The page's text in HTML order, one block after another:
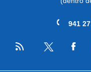
941
RSS